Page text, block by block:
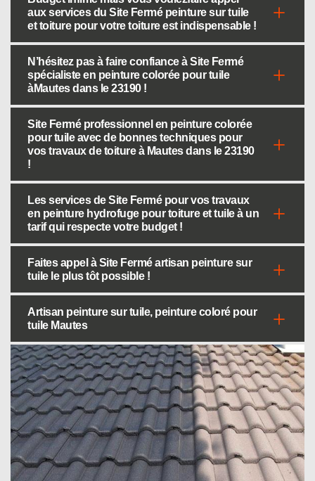
aux services du Site Fermé peinture sur tuile
et toiture pour votre toiture est indispensable !
N’hésitez pas à faire confiance à Site Fermé
spécialiste en peinture colorée pour tuile
àMautes dans le 23190 !
Site Fermé professionnel en peinture colorée
pour tuile avec de bonnes techniques pour
vos travaux de toiture à Mautes dans le 23190
!
Les services de Site Fermé pour vos travaux
en peinture hydrofuge pour toiture et tuile à un
tarif qui respecte votre budget !
Faites appel à Site Fermé artisan peinture sur
tuile le plus tôt possible !
Artisan peinture sur tuile, peinture coloré pour
tuile Mautes